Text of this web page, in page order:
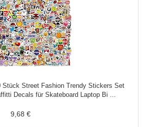
Stück Street Fashion Trendy Stickers Set
Decals für Skateboard Laptop Bi ...
9,68 €